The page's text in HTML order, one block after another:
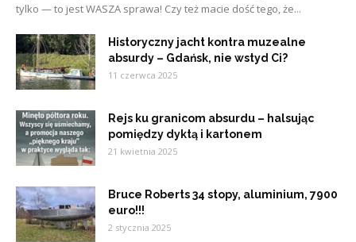
tylko — to jest WASZA sprawa! Czy też macie dość tego, że...
Historyczny jacht kontra muzealne
absurdy – Gdańsk, nie wstyd Ci?
11 czerwca 2025
Rejs ku granicom absurdu – halsując
pomiędzy dyktą i kartonem
21 kwietnia 2025
Bruce Roberts 34 stopy, aluminium, 7900
euro!!!
2 stycznia 2025